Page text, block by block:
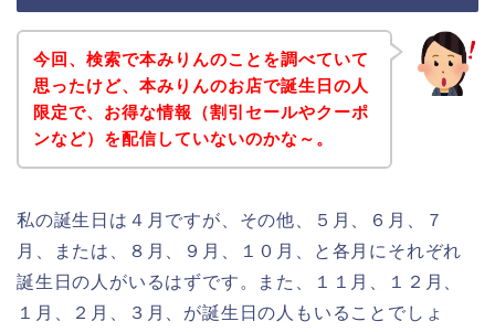
今回、検索で本みりんのことを調べていて
思ったけど、本みりんのお店で誕生日の人
限定で、お得な情報（割引セールやクーポ
ンなど）を配信していないのかな～。
私の誕生日は４月ですが、その他、５月、６月、７
月、または、８月、９月、１０月、と各月にそれぞれ
誕生日の人がいるはずです。また、１１月、１２月、
１月、２月、３月、が誕生日の人もいることでしょ